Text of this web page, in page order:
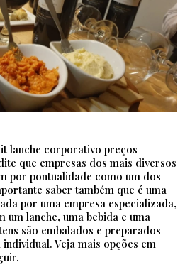
lanche corporativo preços
que empresas dos mais diversos
por pontualidade como um dos
saber também que é uma
por uma empresa especializada,
um lanche, uma bebida e uma
são embalados e preparados
Veja mais opções em